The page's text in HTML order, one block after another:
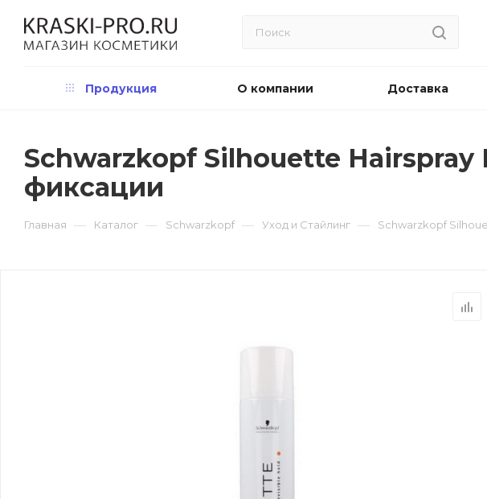
Продукция О компании Доставка
Schwarzkopf Silhouette
фиксации
Главная — Каталог — Schwarzkopf — Уход и Стайлинг — Schwarzkopf